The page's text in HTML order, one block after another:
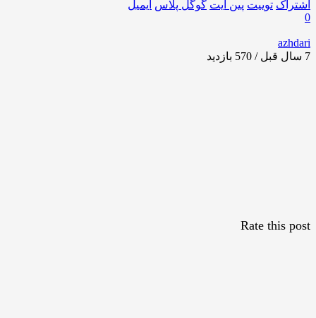
اشتراک توییت پین ایت گوگل‌ پلاس ایمیل
0
azhdari
7 سال قبل / 570
بازدید
Rate this post